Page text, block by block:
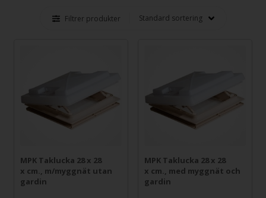
Filtrer produkter
MPK Taklucka 28 x 28
x cm., m/myggnät utan
gardin
MPK Taklucka 28 x 28
x cm., med myggnät och
gardin